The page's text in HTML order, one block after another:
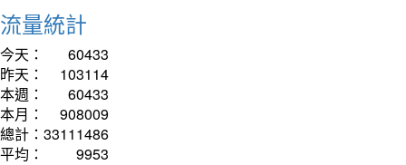
流量統計
今天：
60433
昨天：
103114
本週：
60433
本月：
908009
總計： 33111486
平均：
9953